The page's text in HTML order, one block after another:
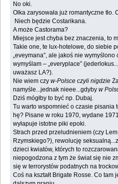
No oki.
Olka zarysowała już romantyczne tło.
Niech będzie Costarikana.
A może Castorama?
Miejsce jest chyba bez znaczenia, to
Takie one, te lux-hotelowe, do siebie
„eveymana”, ale jakoś nie
wymyślam – „everyplace”
uważasz LA?).
Nie wiem czyw-Polsce czyli nigdzie
namyśle...jednak nieee...gdybyw
Dziś mógłby to być np. Dubaj.
Tu warto wspomnieć o czasie pisania
hę? Pisane w roku 1970, wydane
wyłapuje istotne piki epoki.
Strach przed przeludnieniem (czy
Rzymskiego?), rewolucję
dzieci kwiatów, których to
niepogodzona z tym że świat się nie
się w terrorystów podatnych na
Coś na kształt Brigate Rosse. Co tam